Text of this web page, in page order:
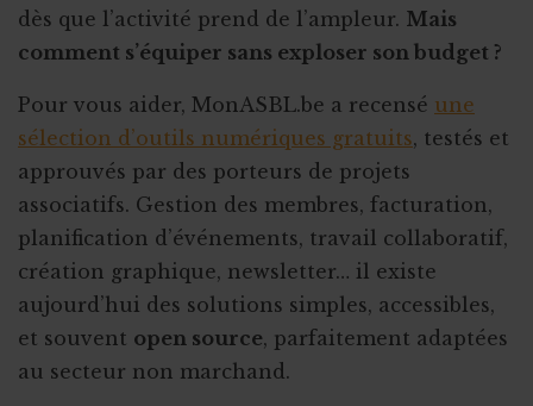
dès que l’activité prend de l’ampleur. Mais
comment s’équiper sans exploser son budget ?
Pour vous aider, MonASBL.be a recensé une
sélection d’outils numériques gratuits, testés et
approuvés par des porteurs de projets
associatifs. Gestion des membres, facturation,
planification d’événements, travail collaboratif,
création graphique, newsletter… il existe
aujourd’hui des solutions simples, accessibles,
et souvent open source, parfaitement adaptées
au secteur non marchand.